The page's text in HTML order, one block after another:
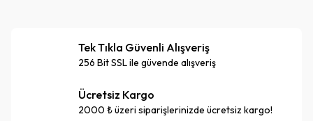
Tek Tıkla Güvenli Alışveriş
256 Bit SSL ile güvende alışveriş
Ücretsiz Kargo
2000 ₺ üzeri siparişlerinizde ücretsiz kargo!